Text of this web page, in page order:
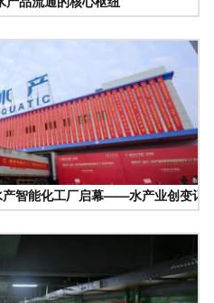
智能化工厂启幕——水产业创变记